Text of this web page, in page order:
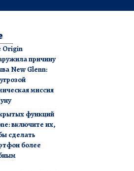
Origin
причину
New Glenn:
миссия
функций
включите их,
сделать
более